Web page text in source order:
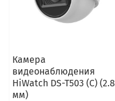
Камера
видеонаблюдения
HiWatch DS-T503 (C) (2.8
мм)